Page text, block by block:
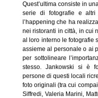
Quest’ultima consiste in
serie di fotografie e altri
l’happening che ha
nei ristoranti in città, in cui
al loro interno le fotografie
assieme al personale o ai
per sottolineare
stesso. Jankowski si è
persone di questi locali
foto originali (tra cui
Siffredi, Valeria Marini,